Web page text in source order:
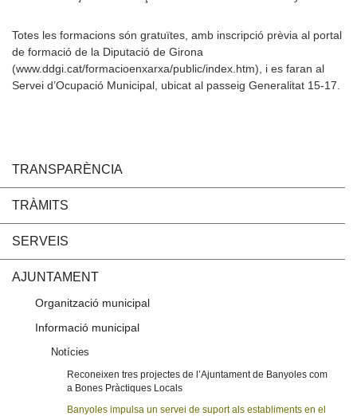
Totes les formacions són gratuïtes, amb inscripció prèvia al portal
de formació de la Diputació de Girona
(www.ddgi.cat/formacioenxarxa/public/index.htm), i es faran al
Servei d’Ocupació Municipal, ubicat al passeig Generalitat 15-17.
TRANSPARÈNCIA
TRÀMITS
SERVEIS
AJUNTAMENT
Organització municipal
Informació municipal
Notícies
Reconeixen tres projectes de l’Ajuntament de Banyoles com
a Bones Pràctiques Locals
Banyoles impulsa un servei de suport als establiments en el